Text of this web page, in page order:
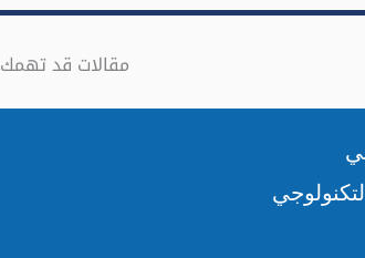
مقالات قد تهمك